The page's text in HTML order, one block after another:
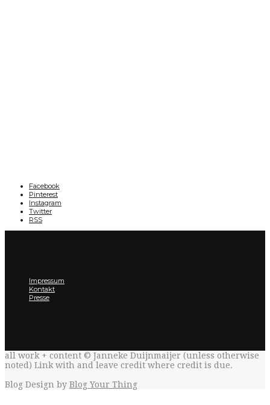
Facebook
Pinterest
Instagram
Twitter
RSS
Impressum
Kontakt
Presse
all work + content © Janneke Duijnmaijer (unless otherwise
noted) Link with and leave credit where credit is due.
Blog Design by Blog Your Thing